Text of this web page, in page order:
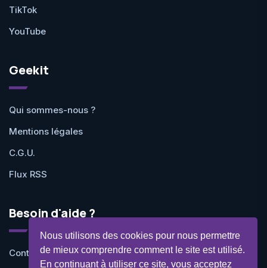
Nous utilisons des cookies pour nous permettre
de mieux comprendre comment le site est utilisé.
En continuant à utiliser ce site, vous acceptez
TikTok
YouTube
Geekit
Qui sommes-nous ?
Mentions légales
C.G.U.
Flux RSS
Besoin d'aide ?
Contactez-nous